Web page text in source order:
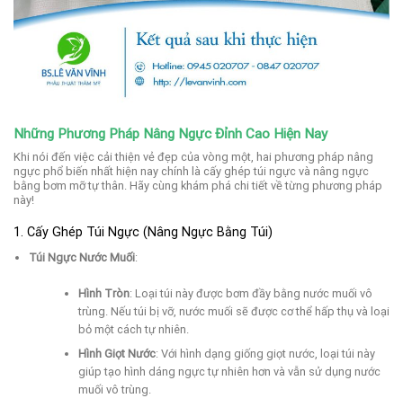
Những Phương Pháp Nâng Ngực Đỉnh Cao Hiện Nay
Khi nói đến việc cải thiện vẻ đẹp của vòng một, hai phương pháp nâng
ngực phổ biến nhất hiện nay chính là cấy ghép túi ngực và nâng ngực
bằng bơm mỡ tự thân. Hãy cùng khám phá chi tiết về từng phương pháp
này!
1. Cấy Ghép Túi Ngực (Nâng Ngực Bằng Túi)
Túi Ngực Nước Muối:
Hình Tròn: Loại túi này được bơm đầy bằng nước muối vô
trùng. Nếu túi bị vỡ, nước muối sẽ được cơ thể hấp thụ và loại
bỏ một cách tự nhiên.
Hình Giọt Nước: Với hình dạng giống giọt nước, loại túi này
giúp tạo hình dáng ngực tự nhiên hơn và vẫn sử dụng nước
muối vô trùng.